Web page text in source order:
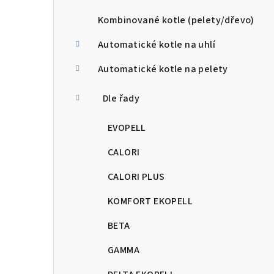
Kombinované kotle (pelety/dřevo)
Automatické kotle na uhlí
Automatické kotle na pelety
Dle řady
EVOPELL
CALORI
CALORI PLUS
KOMFORT EKOPELL
BETA
GAMMA